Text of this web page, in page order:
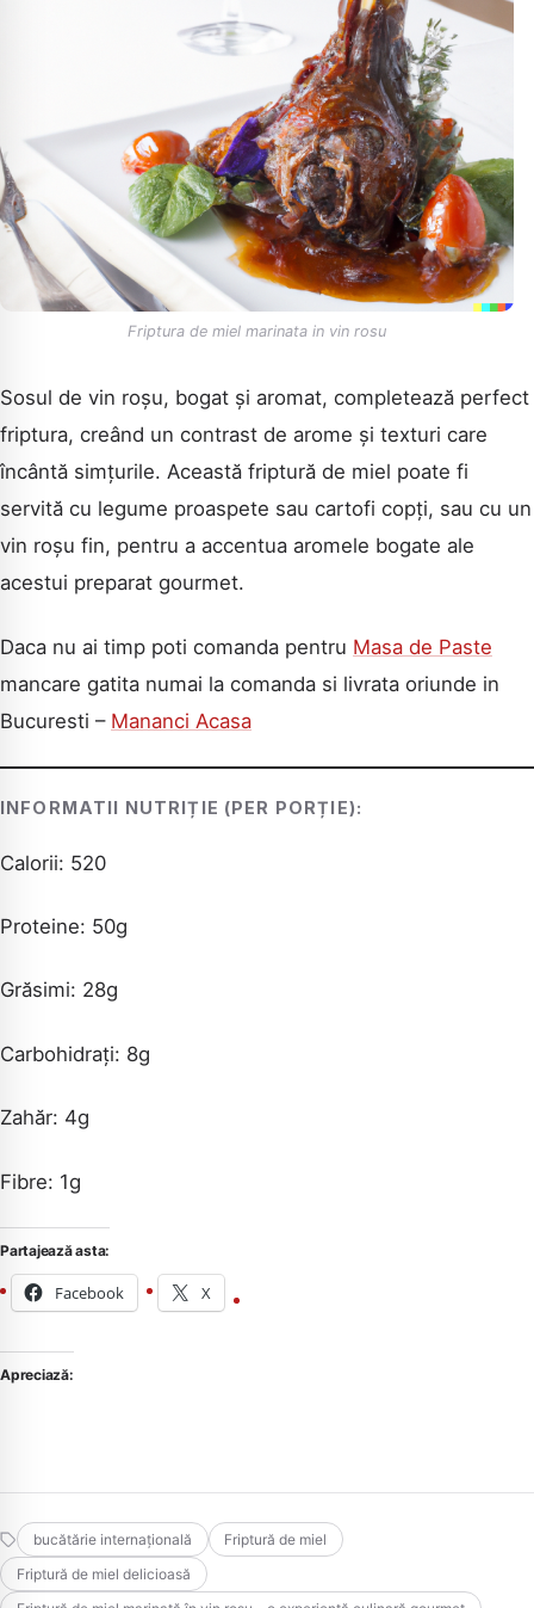
Friptura de miel marinata in vin rosu
Sosul de vin roșu, bogat și aromat, completează perfect
friptura, creând un contrast de arome și texturi care
încântă simțurile. Această friptură de miel poate fi
servită cu legume proaspete sau cartofi copți, sau cu un
vin roșu fin, pentru a accentua aromele bogate ale
acestui preparat gourmet.
Daca nu ai timp poti comanda pentru Masa de Paste
mancare gatita numai la comanda si livrata oriunde in
Bucuresti – Mananci Acasa
INFORMATII NUTRIȚIE (PER PORȚIE):
Calorii: 520
Proteine: 50g
Grăsimi: 28g
Carbohidrați: 8g
Zahăr: 4g
Fibre: 1g
Partajează asta:
Facebook X
Apreciază:
bucătărie internațională
Friptură de miel
Friptură de miel delicioasă